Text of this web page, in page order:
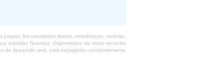
los resultados diarios, estadísticas, noticias,
estrellas favoritas. Disponemos de otros servicios
de desarrollo web está trabajando constantemente